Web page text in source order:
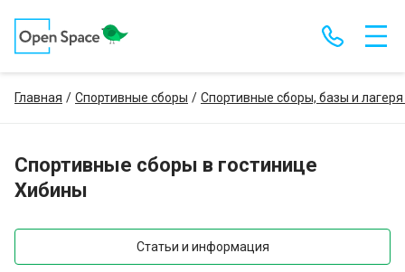
Главная Спортивные сборы Спортивные сборы, базы и
Спортивные сборы в гостинице
Хибины
Статьи и информация